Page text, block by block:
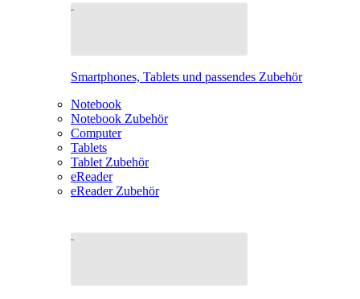
Smartphones, Tablets und passendes Zubehör
Notebook
Notebook Zubehör
Computer
Tablets
Tablet Zubehör
eReader
eReader Zubehör